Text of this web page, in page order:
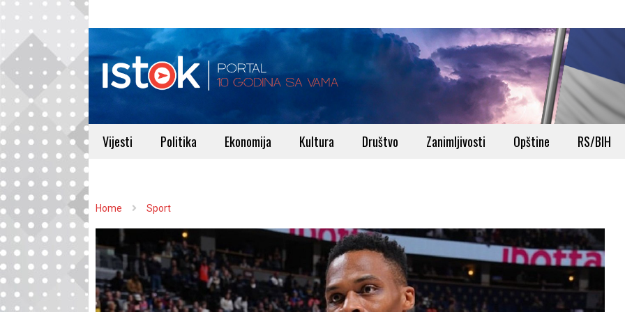
Vijesti Politika Ekonomija Kultura Društvo Zanimljivosti Opštine RS/BIH
Home Sport